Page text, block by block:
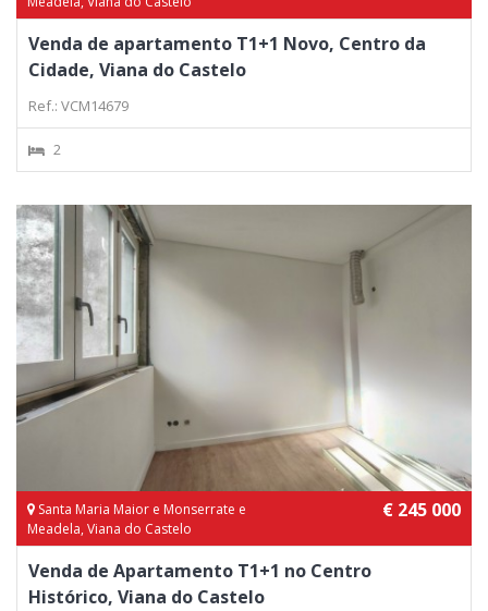
Venda de apartamento T1+1 Novo, Centro da
Cidade, Viana do Castelo
Ref.: VCM14679
2
Santa Maria Maior e Monserrate e
Meadela, Viana do Castelo
€ 245 000
Venda de Apartamento T1+1 no Centro
Histórico, Viana do Castelo